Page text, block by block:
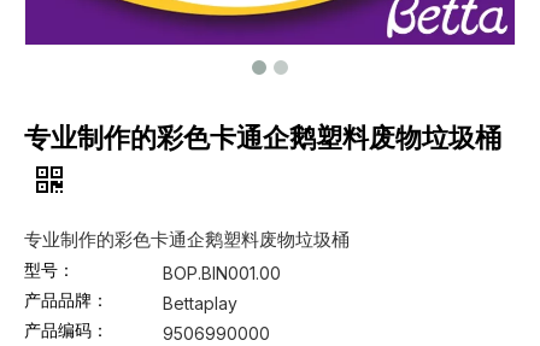
专业制作的彩色卡通企鹅塑料废物垃圾桶
专业制作的彩色卡通企鹅塑料废物垃圾桶
型号：
BOP.BIN001.00
产品品牌：
Bettaplay
产品编码：
9506990000